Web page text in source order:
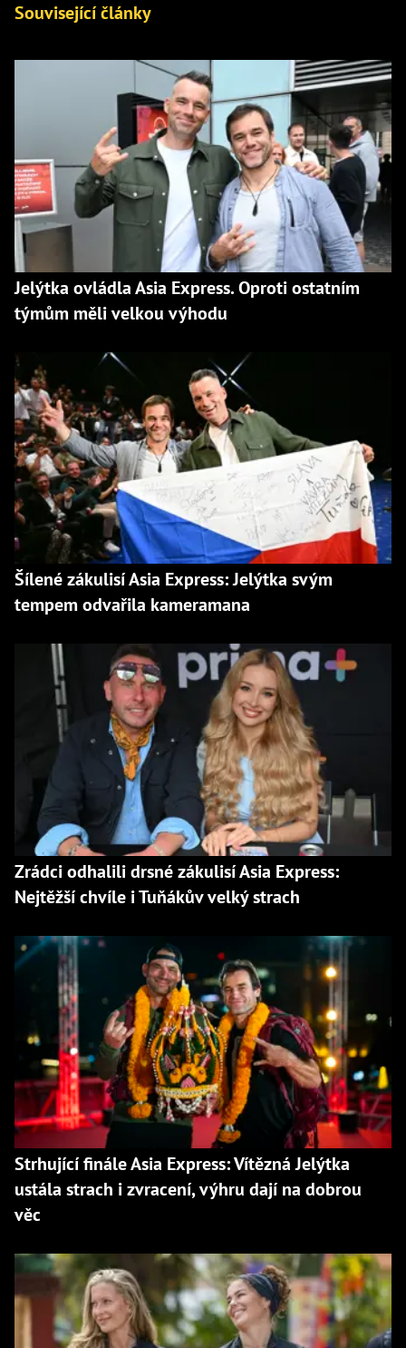
Související články
Jelýtka ovládla Asia Express. Oproti ostatním
týmům měli velkou výhodu
Šílené zákulisí Asia Express: Jelýtka svým
tempem odvařila kameramana
Zrádci odhalili drsné zákulisí Asia Express:
Nejtěžší chvíle i Tuňákův velký strach
Strhující finále Asia Express: Vítězná Jelýtka
ustála strach i zvracení, výhru dají na dobrou
věc